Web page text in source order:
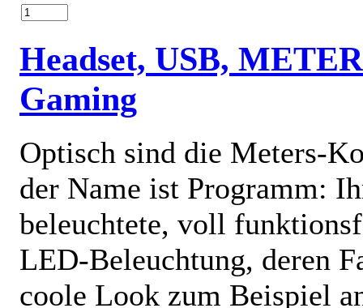
Headset, USB,
Gaming
Optisch sind die Meters-
der Name ist Programm:
beleuchtete, voll
LED-Beleuchtung, deren
coole Look zum Beispiel